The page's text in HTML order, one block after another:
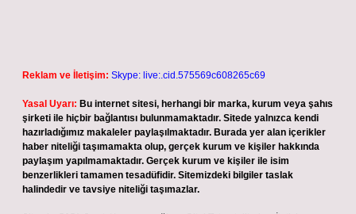
Reklam ve İletişim: Skype: live:.cid.575569c608265c69
Yasal Uyarı: Bu internet sitesi, herhangi bir marka, kurum veya şahıs
şirketi ile hiçbir bağlantısı bulunmamaktadır. Sitede yalnızca kendi
hazırladığımız makaleler paylaşılmaktadır. Burada yer alan içerikler
haber niteliği taşımamakta olup, gerçek kurum ve kişiler hakkında
paylaşım yapılmamaktadır. Gerçek kurum ve kişiler ile isim
benzerlikleri tamamen tesadüfidir. Sitemizdeki bilgiler taslak
halindedir ve tavsiye niteliği taşımazlar.